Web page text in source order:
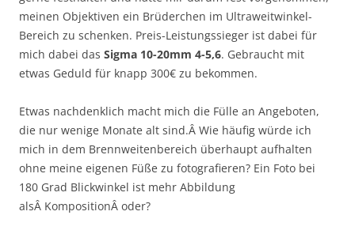
meinen Objektiven ein Brüderchen im Ultraweitwinkel-
Bereich zu schenken. Preis-Leistungssieger ist dabei für
mich dabei das Sigma 10-20mm 4-5,6. Gebraucht mit
etwas Geduld für knapp 300€ zu bekommen.
Etwas nachdenklich macht mich die Fülle an Angeboten,
die nur wenige Monate alt sind.Â Wie häufig würde ich
mich in dem Brennweitenbereich überhaupt aufhalten
ohne meine eigenen Füße zu fotografieren? Ein Foto bei
180 Grad Blickwinkel ist mehr Abbildung
alsÂ KompositionÂ oder?